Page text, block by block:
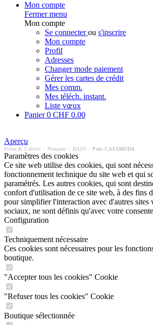
Mon compte
Fermer menu
Mon compte
Se connecterou s'inscrire
Mon compte
Profil
Adresses
Changer mode paiement
Gérer les cartes de crédit
Mes comm.
Mes téléch. instant.
Liste vœux
Panier0 CHF 0.00
Aperçu
Polos & T-shirts Marques HAJO Polo CASAMODA
Paramètres des cookies
Ce site web utilise des cookies, qui sont
fonctionnement technique du site web et qui
paramétrés. Les autres cookies, qui sont
confort d'utilisation de ce site web, à des fins
pour simplifier l'interaction avec d'autres sites
sociaux, ne sont définis qu'avec votre
Configuration
Techniquement nécessaire
Ces cookies sont nécessaires pour les
boutique.
"Accepter tous les cookies" Cookie
"Refuser tous les cookies" Cookie
Boutique sélectionnée